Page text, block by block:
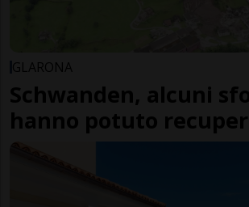
GLARONA
Schwanden, alcuni
hanno potuto